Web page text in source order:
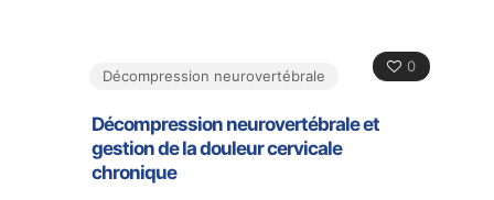
0
Décompression neurovertébrale
Décompression neurovertébrale et
gestion de la douleur cervicale
chronique